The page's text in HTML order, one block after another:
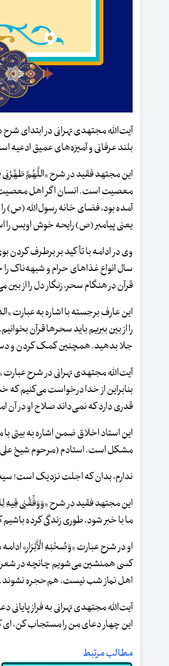
بلند عرفانی و آمیزه‌های عمیق ادعیه
این مجتهد فقید در شرح «اللَّهُمَّ طَهِّرْنِی
معصیت است. انسان اگر اهل معصیت
آمده بود، فضای خانه رسول‌الله (ص)
یعنی پیامبر (ص) رایحه خوش اویس را
وی در ادامه با تأکید بر برطرف
سال انواع غذاهای حرام و شبهه‌ناک
قرآن در هنگام سحر، زنگار دل را از بین
این عارف برجسته با اشاره به عبارت
را از بین ببریم باید سحرها قرآن
جلا بدهید. همچنین کمک کردن و
آیت‌الله مجتهدی تهرانی در شرح عبارت
بنابراین از خدا درخواست می‌کنیم که
قدری دارد که نمی‌داند صلاح او در آن
این استاد اخلاق ضمن اشاره به بیتی
مشکل است. استادم (مرحوم شیخ
ندارم، بدان که اجلت نزدیک است!
این مجتهد فقید در شرح «وَوَفِّقْنِی فِیهِ
ما با خبر شود، طوری زندگی کرده
او در شرح عبارت «وَصُحْبَهِ الْأَبْرَارِ»
کسی همنشین می‌شویم چانچه در شعری
اهل نماز شب نیست، هم‌حجره نشوند.
آیت‌الله مجتهدی تهرانی به فراز
این چهار دعای من را مستجاب کن،
مطالب مرتبط